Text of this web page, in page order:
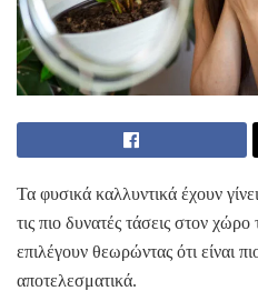
Τα φυσικά καλλυντικά έχουν
τις πιο δυνατές τάσεις στον
επιλέγουν θεωρώντας ότι είναι
αποτελεσματικά.